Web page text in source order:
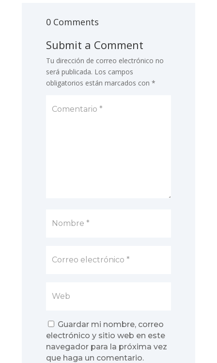
0 Comments
Submit a Comment
Tu dirección de correo electrónico no
será publicada. Los campos
obligatorios están marcados con *
Guardar mi nombre, correo
electrónico y sitio web en este
navegador para la próxima vez
que haga un comentario.